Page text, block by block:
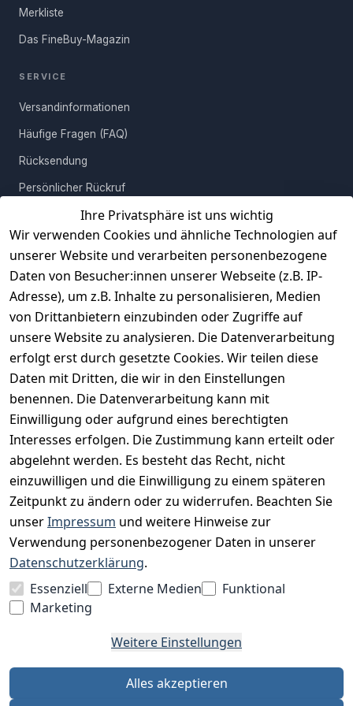
mit einem weichen Baumwolltuch. Mach es Dir mit Deinem neuen
Ihre Privatsphäre ist uns wichtig
Wir verwenden Cookies und ähnliche Technologien auf
unserer Website und verarbeiten personenbezogene
Daten von Besucher:innen unserer Webseite (z.B. IP-
Adresse), um z.B. Inhalte zu personalisieren, Medien
von Drittanbietern einzubinden oder Zugriffe auf
unsere Website zu analysieren. Die Datenverarbeitung
erfolgt erst durch gesetzte Cookies. Wir teilen diese
Daten mit Dritten, die wir in den Einstellungen
benennen. Die Datenverarbeitung kann mit
Einwilligung oder aufgrund eines berechtigten
Interesses erfolgen. Die Zustimmung kann erteilt oder
abgelehnt werden. Es besteht das Recht, nicht
einzuwilligen und die Einwilligung zu einem späteren
Zeitpunkt zu ändern oder zu widerrufen. Beachten Sie
unserImpressum und weitere Hinweise zur
Verwendung personenbezogener Daten in unserer
Datenschutzerklärung.
Essenziell
Externe Medien
Funktional
Marketing
Weitere Einstellungen
Alles akzeptieren
Merkliste
Das FineBuy-Magazin
SERVICE
Versandinformationen
Häufige Fragen (FAQ)
Rücksendung
Persönlicher Rückruf
Erfahrungen
Vertrag widerrufen
INFORMATIONEN
Widerrufsrecht
Datenschutz
Unser Unternehmen
Charity & Wohltätigkeit
BESUCHE UNS
BEQUEM BEZAHLEN MIT
WIR VERSENDEN MIT